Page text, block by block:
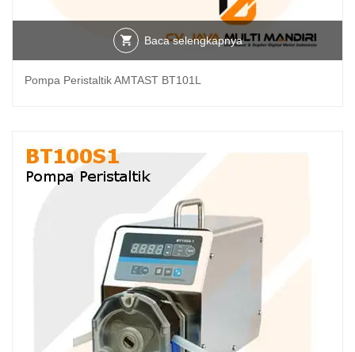
Baca selengkapnya
Pompa Peristaltik AMTAST BT101L